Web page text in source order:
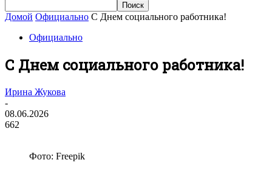
Домой Официально С Днем социального работника!
Официально
С Днем социального работника!
Ирина Жукова
-
08.06.2026
662
Фото: Freepik